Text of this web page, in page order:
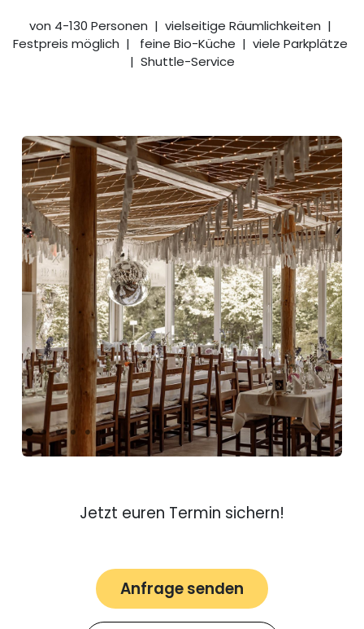
von 4-130 Personen | vielseitige Räumlichkeiten |
Festpreis möglich | feine Bio-Küche | viele Parkplätze
| Shuttle-Service
VorherigWeiter
Jetzt euren Termin sichern!
Anfrage senden